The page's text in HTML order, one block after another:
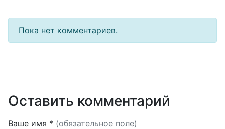
Пока нет комментариев.
Оставить комментарий
Ваше имя * (обязательное поле)